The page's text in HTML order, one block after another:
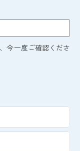
今一度ご確認くださ